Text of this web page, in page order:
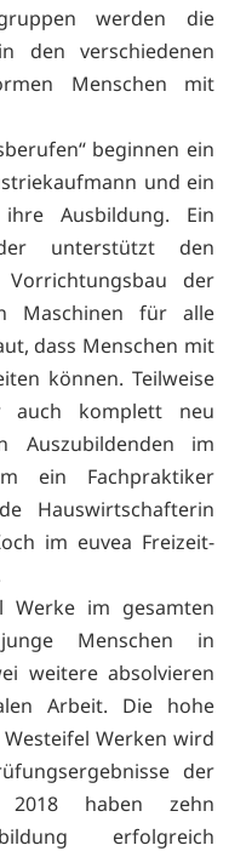
werden die
den verschiedenen
Menschen mit
beginnen ein
und ein
Ausbildung. Ein
unterstützt den
der
Maschinen für alle
dass Menschen mit
können. Teilweise
auch komplett neu
Auszubildenden im
ein Fachpraktiker
Hauswirtschafterin
im euvea Freizeit-
Werke im gesamten
Menschen in
weitere absolvieren
Arbeit. Die hohe
Werken wird
der
2018 haben zehn
erfolgreich